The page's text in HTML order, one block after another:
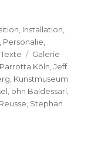
Installation
Personalie
,Texte Schlagwörter
Galerie
Köln ,Jeff
Kunstmuseum
ohn Baldessari
Stephan